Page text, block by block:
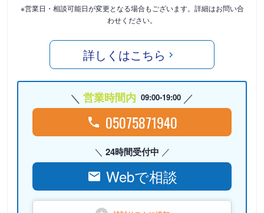
※営業日・相談可能日が変更となる場合もございます。詳細はお問い合
わせください。
詳しくはこちら
営業時間内 09:00-19:00
05075871940
24時間受付中
Webで相談